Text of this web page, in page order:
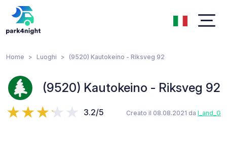
Home Luoghi (9520) Kautokeino - Riksveg 92
(9520) Kautokeino - Riksveg 92
3.2/5 Creato il 08.08.2021 da I_and_G